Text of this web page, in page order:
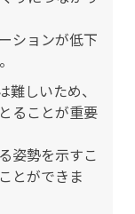
ションが低下
しいため、
ることが重要
姿勢を示すこ
とができま